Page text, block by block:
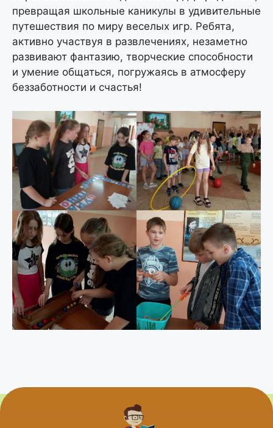
превращая школьные каникулы в удивительные
путешествия по миру веселых игр. Ребята,
активно участвуя в развлечениях, незаметно
развивают фантазию, творческие способности
и умение общаться, погружаясь в атмосферу
беззаботности и счастья!